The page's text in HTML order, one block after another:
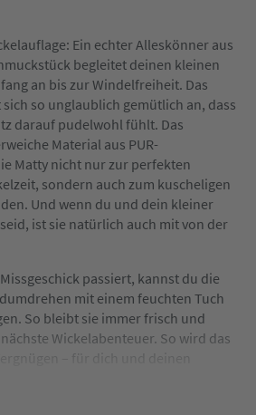
Ein echter Alleskönner aus
begleitet deinen kleinen
an bis zur Windelfreiheit. Das
so unglaublich gemütlich an, dass
darauf pudelwohl fühlt. Das
Material aus PUR-
Matty nicht nur zur perfekten
sondern auch zum kuscheligen
Und wenn du und dein kleiner
ist sie natürlich auch mit von der
passiert, kannst du die
mit einem feuchten Tuch
So bleibt sie immer frisch und
Wickelabenteuer. So wird das